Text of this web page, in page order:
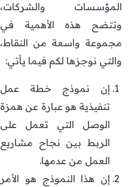
المؤسسات والشركات،
وتتضح هذه الأهمية في
مجموعة واسعة من النقاط،
والتي نوجزها لكم فيما يأتي:
إن نموذج خطة عمل
تنفيذية هو عبارة عن همزة
الوصل التي تعمل على
الربط بين نجاح مشاريع
العمل من عدمها.
إن هذا النموذج هو الأمر